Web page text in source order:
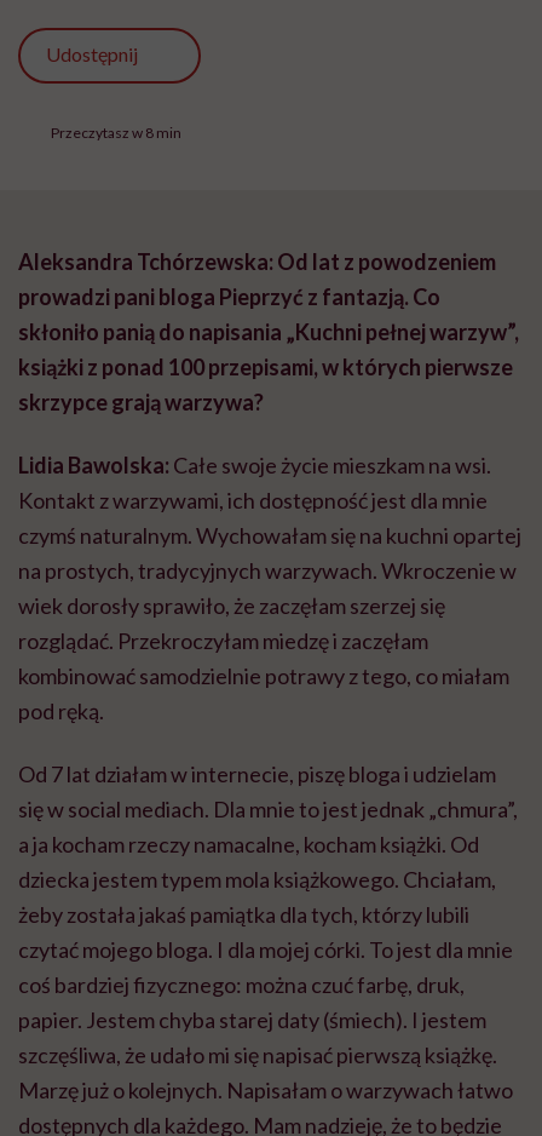
Udostępnij
Przeczytasz w 8 min
Aleksandra Tchórzewska: Od lat z powodzeniem
prowadzi pani bloga Pieprzyć z fantazją. Co
skłoniło panią do napisania „Kuchni pełnej warzyw”,
książki z ponad 100 przepisami, w których pierwsze
skrzypce grają warzywa?
Lidia Bawolska: Całe swoje życie mieszkam na wsi.
Kontakt z warzywami, ich dostępność jest dla mnie
czymś naturalnym. Wychowałam się na kuchni opartej
na prostych, tradycyjnych warzywach. Wkroczenie w
wiek dorosły sprawiło, że zaczęłam szerzej się
rozglądać. Przekroczyłam miedzę i zaczęłam
kombinować samodzielnie potrawy z tego, co miałam
pod ręką.
Od 7 lat działam w internecie, piszę bloga i udzielam
się w social mediach. Dla mnie to jest jednak „chmura”,
a ja kocham rzeczy namacalne, kocham książki. Od
dziecka jestem typem mola książkowego. Chciałam,
żeby została jakaś pamiątka dla tych, którzy lubili
czytać mojego bloga. I dla mojej córki. To jest dla mnie
coś bardziej fizycznego: można czuć farbę, druk,
papier. Jestem chyba starej daty (śmiech). I jestem
szczęśliwa, że udało mi się napisać pierwszą książkę.
Marzę już o kolejnych. Napisałam o warzywach łatwo
dostępnych dla każdego. Mam nadzieję, że to będzie